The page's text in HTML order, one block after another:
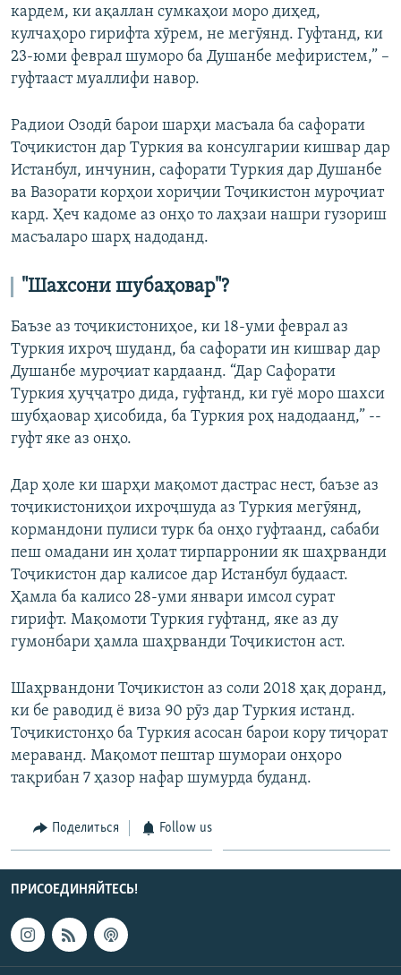
кардем, ки ақаллан сумкаҳои моро диҳед,
кулчаҳоро гирифта хӯрем, не мегӯянд. Гуфтанд, ки
23-юми феврал шуморо ба Душанбе мефиристем,” –
гуфтааст муаллифи навор.
Радиои Озодӣ барои шарҳи масъала ба сафорати
Тоҷикистон дар Туркия ва консулгарии кишвар дар
Истанбул, инчунин, сафорати Туркия дар Душанбе
ва Вазорати корҳои хориҷии Тоҷикистон муроҷиат
кард. Ҳеч кадоме аз онҳо то лаҳзаи нашри гузориш
масъаларо шарҳ надоданд.
"Шахсони шубаҳовар"?
Баъзе аз тоҷикистониҳое, ки 18-уми феврал аз
Туркия ихроҷ шуданд, ба сафорати ин кишвар дар
Душанбе муроҷиат кардаанд. “Дар Сафорати
Туркия ҳуҷҷатро дида, гуфтанд, ки гуё моро шахси
шубҳаовар ҳисобида, ба Туркия роҳ надодаанд,” --
гуфт яке аз онҳо.
Дар ҳоле ки шарҳи мақомот дастрас нест, баъзе аз
тоҷикистониҳои ихроҷшуда аз Туркия мегӯянд,
кормандони пулиси турк ба онҳо гуфтаанд, сабаби
пеш омадани ин ҳолат тирпарронии як шаҳрванди
Тоҷикистон дар калисое дар Истанбул будааст.
Ҳамла ба калисо 28-уми январи имсол сурат
гирифт. Мақомоти Туркия гуфтанд, яке аз ду
гумонбари ҳамла шаҳрванди Тоҷикистон аст.
Шаҳрвандони Тоҷикистон аз соли 2018 ҳақ доранд,
ки бе раводид ё виза 90 рӯз дар Туркия истанд.
Тоҷикистонҳо ба Туркия асосан барои кору тиҷорат
мераванд. Мақомот пештар шумораи онҳоро
тақрибан 7 ҳазор нафар шумурда буданд.
Поделиться Follow us
ПРИСОЕДИНЯЙТЕСЬ!